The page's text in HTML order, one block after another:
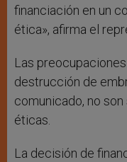
financiación en un
ética», afirma el
Las
destrucción de
comunicado, no
éticas.
La decisión de